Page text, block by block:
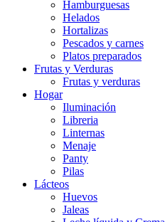
Hamburguesas
Helados
Hortalizas
Pescados y carnes
Platos preparados
Frutas y Verduras
Frutas y verduras
Hogar
Iluminación
Libreria
Linternas
Menaje
Panty
Pilas
Lácteos
Huevos
Jaleas